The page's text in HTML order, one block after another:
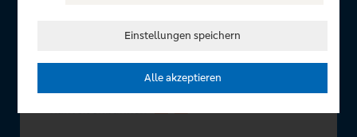
In Zusammenarbeit mit
Einstellungen speichern
Alle akzeptieren